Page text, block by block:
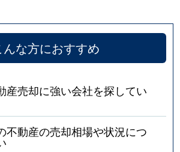
んな方におすすめ
産売却に強い会社を探してい
不動産の売却相場や状況につ